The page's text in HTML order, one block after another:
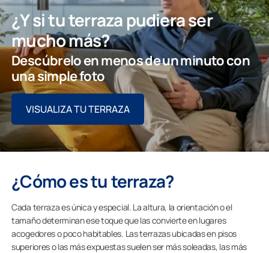
¿Y si tu terraza pudiera ser
mucho más?
Descúbrelo en menos de un minuto con
una simple foto
VISUALIZA TU TERRAZA
¿Cómo es tu terraza?
Cada terraza es única y especial. La altura, la orientación o el
tamaño determinan ese toque que las convierte en lugares
acogedores o poco habitables. Las terrazas ubicadas en pisos
superiores o las más expuestas suelen ser más soleadas, las más